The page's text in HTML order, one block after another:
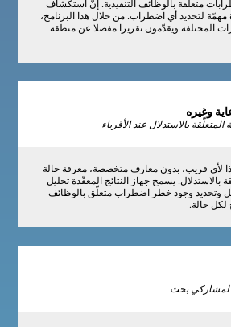
متعلّقة بالوظائف التنفيذية. إنّ استكشاف
لتحديد أي اضطراب. من خلال هذا البرنامج،
المختلفة ويقدّمون تقريرا مفصلا عن منطقة
وغيره
بالاستدلال عند الأقرباء
لأي قريب، بدون معارف متخصصة، معرفة حالة
بالاستدلال. يسمح جهاز النتائج المعقّدة تحليل
وتحديد وجود خطر اضطراب متعلّق بالوظائف
لكل حالة.
لمشاركي بحث